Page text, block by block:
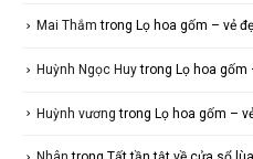
Mai Thắm trong Lọ hoa gốm – vẻ
Huỳnh Ngọc Huytrong Lọ hoa gốm
Huỳnh vương trong Lọ hoa gốm –